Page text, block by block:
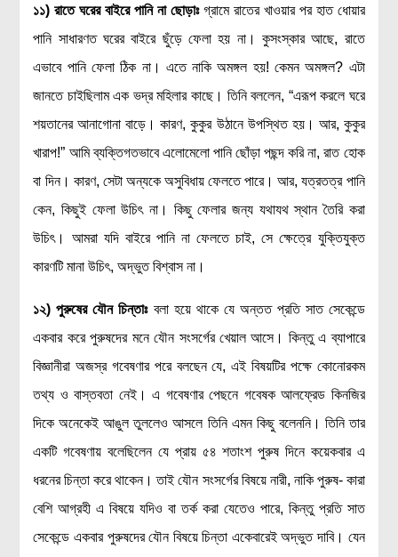
১১) রাতে ঘরের বাইরে পানি না ছোড়াঃগ্রামে রাতের খাওয়ার পর হাত ধোয়ার
পানি সাধারণত ঘরের বাইরে ছুঁড়ে ফেলা হয় না। কুসংস্কার আছে, রাতে
এভাবে পানি ফেলা ঠিক না। এতে নাকি অমঙ্গল হয়! কেমন অমঙ্গল? এটা
জানতে চাইছিলাম এক ভদ্র মহিলার কাছে। তিনি বললেন, “এরূপ করলে ঘরে
শয়তানের আনাগোনা বাড়ে। কারণ, কুকুর উঠানে উপস্থিত হয়। আর, কুকুর
খারাপ!” আমি ব্যক্তিগতভাবে এলোমেলো পানি ছোঁড়া পছন্দ করি না, রাত হোক
বা দিন। কারণ, সেটা অন্যকে অসুবিধায় ফেলতে পারে। আর, যত্রতত্র পানি
কেন, কিছুই ফেলা উচিৎ না। কিছু ফেলার জন্য যথাযথ স্থান তৈরি করা
উচিৎ। আমরা যদি বাইরে পানি না ফেলতে চাই, সে ক্ষেত্রে যুক্তিযুক্ত
কারণটি মানা উচিৎ, অদ্ভুত বিশ্বাস না।
১২) পুরুষের যৌন চিন্তাঃবলা হয়ে থাকে যে অন্তত প্রতি সাত সেকেন্ডে
একবার করে পুরুষদের মনে যৌন সংসর্গের খেয়াল আসে। কিন্তু এ ব্যাপারে
বিজ্ঞানীরা অজস্র গবেষণার পরে বলছেন যে, এই বিষয়টির পক্ষে কোনোরকম
তথ্য ও বাস্তবতা নেই। এ গবেষণার পেছনে গবেষক আলফ্রেড কিনজির
দিকে অনেকেই আঙুল তুললেও আসলে তিনি এমন কিছু বলেননি। তিনি তার
একটি গবেষণায় বলেছিলেন যে প্রায় ৫৪ শতাংশ পুরুষ দিনে কয়েকবার এ
ধরনের চিন্তা করে থাকেন। তাই যৌন সংসর্গের বিষয়ে নারী, নাকি পুরুষ- কারা
বেশি আগ্রহী এ বিষয়ে যদিও বা তর্ক করা যেতেও পারে, কিন্তু প্রতি সাত
সেকেন্ডে একবার পুরুষদের যৌন বিষয়ে চিন্তা একেবারেই অদ্ভুত দাবি। যেন